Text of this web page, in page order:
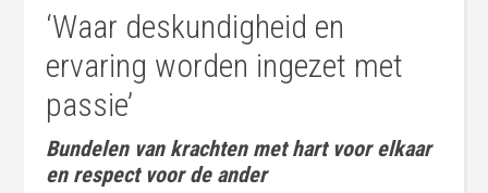
‘Waar deskundigheid en
ervaring worden ingezet met
passie’
Bundelen van krachten met hart voor elkaar
en respect voor de ander